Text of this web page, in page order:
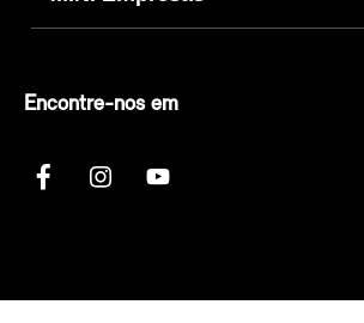
Encontre-nos em